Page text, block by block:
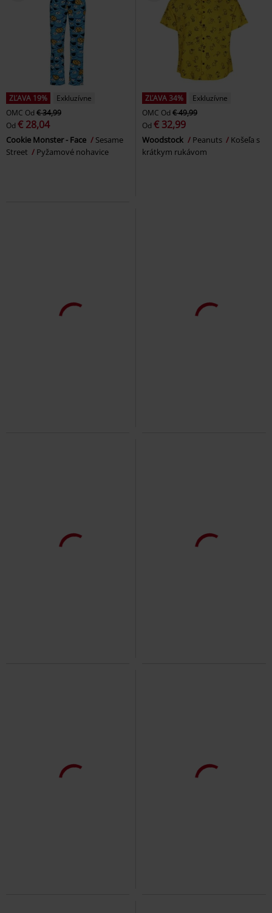
ZĽAVA 19%
Exkluzívne
OMC Od € 34,99
Od € 28,04
Cookie Monster - Face
Sesame
Street
Pyžamové nohavice
ZĽAVA 34%
Exkluzívne
OMC Od € 49,99
Od € 32,99
Woodstock Peanuts
Košeľa s
krátkym rukávom